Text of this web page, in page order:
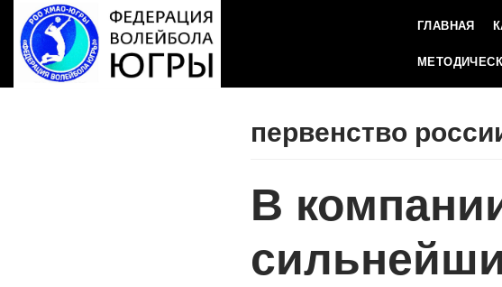
Перейти
к
содержимому
ГЛАВНАЯ
первенство
В